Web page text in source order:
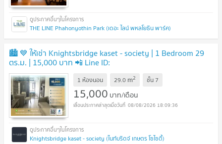
THE LINE Phahonyothin Park (เดอะ ไลน์ พหลโยธิน พาร์ค)
🏙 💙 ให้เช่า Knightsbridge kaset - society | 1 Bedroom 29
ตร.ม. | 15,000 บาท 📲 Line ID:
0842932624/Junesone520
1 ห้องนอน 29.0 m2 ชั้น 7
15,000 บาท/เดือน
08/08/2026 18:09:36
Knightsbridge kaset - society (ไนท์บริดจ์ เกษตร โซไซตี้)